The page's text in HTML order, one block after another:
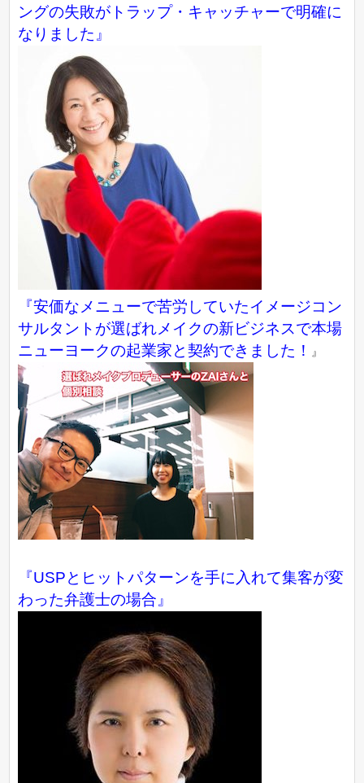
ングの失敗がトラップ・キャッチャーで明確に
なりました』
『安価なメニューで苦労していたイメージコン
サルタントが選ばれメイクの新ビジネスで本場
ニューヨークの起業家と契約できました！
』
『USPとヒットパターンを手に入れて集客が変
わった弁護士の場合』